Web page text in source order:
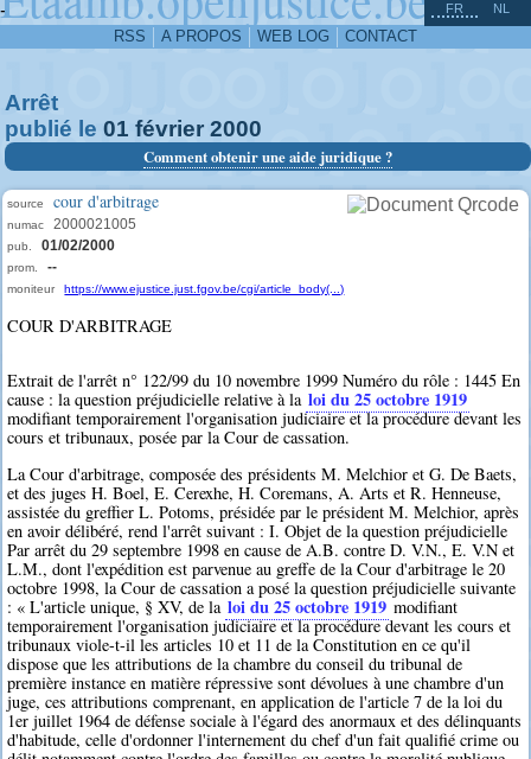
-
RSS A PROPOS WEB LOG CONTACT
FR NL
Arrêt
publié le 01 février 2000
Comment obtenir une aide juridique ?
source cour d'arbitrage
numac 2000021005
pub. 01/02/2000
prom. --
moniteur https://www.ejustice.just.fgov.be/cgi/article_body(...)
COUR D'ARBITRAGE
Extrait de l'arrêt n° 122/99 du 10 novembre 1999 Numéro du rôle : 1445 En
cause : la question préjudicielle relative à la loi du 25 octobre 1919
modifiant temporairement l'organisation judiciaire et la procédure devant les
cours et tribunaux, posée par la Cour de cassation.
La Cour d'arbitrage, composée des présidents M. Melchior et G. De Baets,
et des juges H. Boel, E. Cerexhe, H. Coremans, A. Arts et R. Henneuse,
assistée du greffier L. Potoms, présidée par le président M. Melchior, après
en avoir délibéré, rend l'arrêt suivant : I. Objet de la question préjudicielle
Par arrêt du 29 septembre 1998 en cause de A.B. contre D. V.N., E. V.N et
L.M., dont l'expédition est parvenue au greffe de la Cour d'arbitrage le 20
octobre 1998, la Cour de cassation a posé la question préjudicielle suivante
: « L'article unique, § XV, de la loi du 25 octobre 1919 modifiant
temporairement l'organisation judiciaire et la procédure devant les cours et
tribunaux viole-t-il les articles 10 et 11 de la Constitution en ce qu'il
dispose que les attributions de la chambre du conseil du tribunal de
première instance en matière répressive sont dévolues à une chambre d'un
juge, ces attributions comprenant, en application de l'article 7 de la loi du
1er juillet 1964 de défense sociale à l'égard des anormaux et des délinquants
d'habitude, celle d'ordonner l'internement du chef d'un fait qualifié crime ou
^